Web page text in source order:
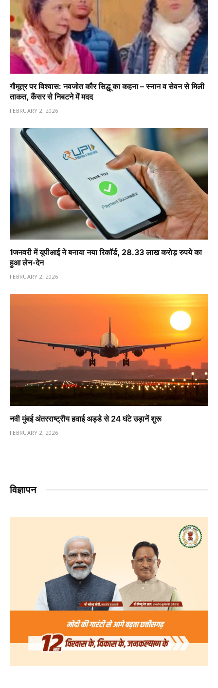
गौमूत्र पर विश्वास: नवजोत कौर सिद्धू का कहना – स्नान व सेवन से मिली
ताकत, कैंसर से निबटने में मदद
FEBRUARY 2, 2026
1️जनवरी में यूपीआई ने बनाया नया रिकॉर्ड, 28.33 लाख करोड़ रुपये का
हुआ लेन-देन
FEBRUARY 2, 2026
नवी मुंबई अंतरराष्ट्रीय हवाई अड्डे से 24 घंटे उड़ानें शुरू
FEBRUARY 2, 2026
विज्ञापन